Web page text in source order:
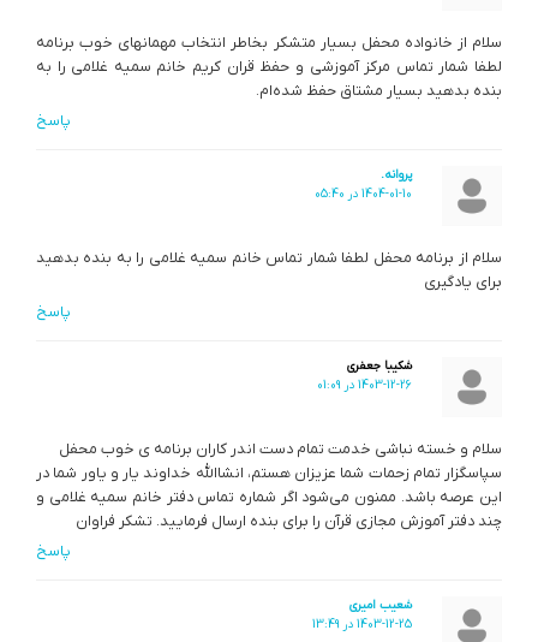
سلام از خانواده محفل بسیار متشکر بخاطر انتخاب مهمانهای خوب برنامه
لطفا شمار تماس مرکز آموزشی و حفظ قران کریم خانم سمیه غلامی را به
بنده بدهید بسیار مشتاق حفظ شده‌ام.
پاسخ
پروانه.
1404-01-10 در 05:40
سلام از برنامه محفل لطفا شمار تماس خانم سمیه غلامی را به بنده بدهید
برای یادگیری
پاسخ
شکیبا جعفری
1403-12-26 در 01:09
سلام و خسته نباشی خدمت تمام دست اندر کاران برنامه ی خوب محفل
سپاسگزار تمام زحمات شما عزیزان هستم، انشاالله خداوند یار و یاور شما در
این عرصه باشد. ممنون می‌شود اگر شماره تماس دفتر خانم سمیه غلامی و
چند دفتر آموزش مجازی قرآن را برای بنده ارسال فرمایید. تشکر فراوان
پاسخ
شعیب امیری
1403-12-25 در 13:49